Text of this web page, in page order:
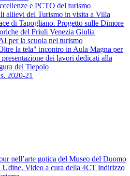
e PCTO del turismo
allievi del Turismo in visita a Villa
di Tapogliano. Progetto sulle Dimore
del Friuli Venezia Giulia
per la scuola nel turismo
la tela" incontro in Aula Magna per
presentazione dei lavori dedicati alla
del Tiepolo
2020-21
nell’arte gotica del Museo del Duomo
Udine. Video a cura della 4CT indirizzo